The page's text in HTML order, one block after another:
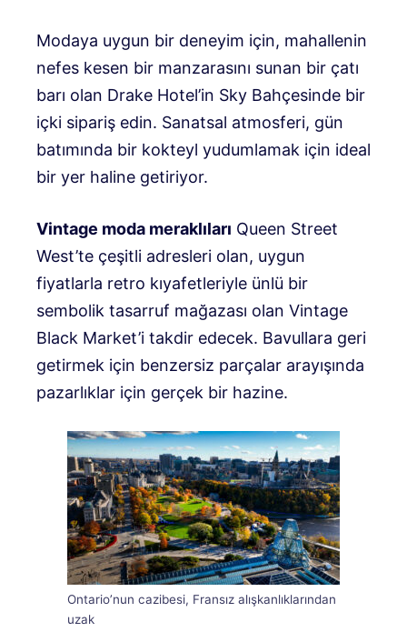
Modaya uygun bir deneyim için, mahallenin
nefes kesen bir manzarasını sunan bir çatı
barı olan Drake Hotel’in Sky Bahçesinde bir
içki sipariş edin. Sanatsal atmosferi, gün
batımında bir kokteyl yudumlamak için ideal
bir yer haline getiriyor.
Vintage moda meraklıları Queen Street
West’te çeşitli adresleri olan, uygun
fiyatlarla retro kıyafetleriyle ünlü bir
sembolik tasarruf mağazası olan Vintage
Black Market’i takdir edecek. Bavullara geri
getirmek için benzersiz parçalar arayışında
pazarlıklar için gerçek bir hazine.
Ontario’nun cazibesi, Fransız alışkanlıklarından
uzak